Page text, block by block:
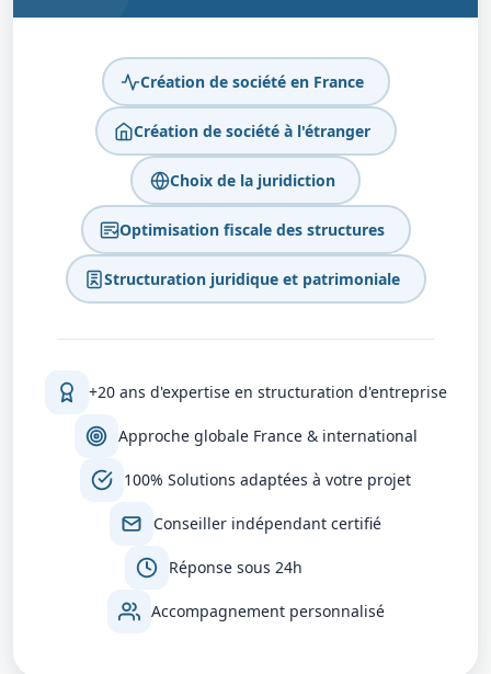
Création de société en France
Création de société à l'étranger
Choix de la juridiction
Optimisation fiscale des structures
Structuration juridique et patrimoniale
+20 ans d'expertise en structuration d'entreprise
Approche globale France & international
100% Solutions adaptées à votre projet
Conseiller indépendant certifié
Réponse sous 24h
Accompagnement personnalisé